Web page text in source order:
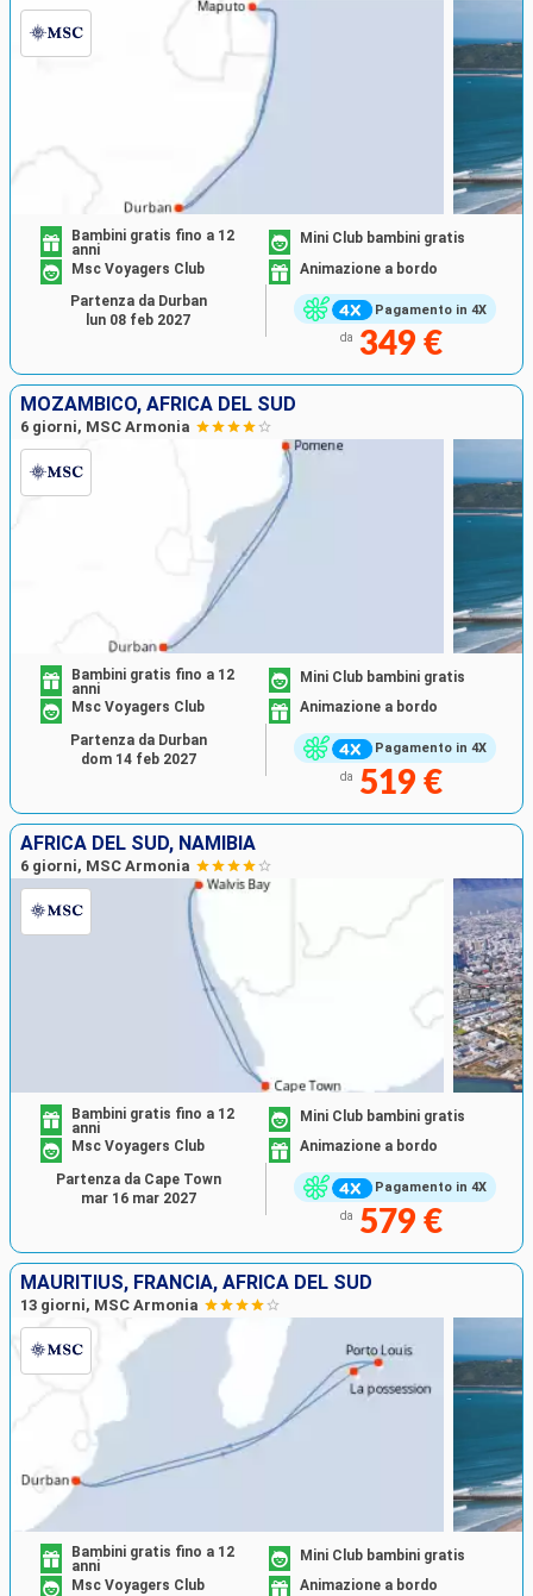
Pagamento in 4X
Bambini gratis fino a 12
anni
Mini Club bambini gratis
Msc Voyagers Club
Animazione a bordo
da 349 €
Partenza da Durban
lun 08 feb 2027
MOZAMBICO, AFRICA DEL SUD
6 giorni, MSC Armonia
Pagamento in 4X
Bambini gratis fino a 12
anni
Mini Club bambini gratis
Msc Voyagers Club
Animazione a bordo
da 519 €
Partenza da Durban
dom 14 feb 2027
AFRICA DEL SUD, NAMIBIA
6 giorni, MSC Armonia
Pagamento in 4X
Bambini gratis fino a 12
anni
Mini Club bambini gratis
Msc Voyagers Club
Animazione a bordo
da 579 €
Partenza da Cape Town
mar 16 mar 2027
MAURITIUS, FRANCIA, AFRICA DEL SUD
13 giorni, MSC Armonia
Bambini gratis fino a 12
anni
Mini Club bambini gratis
Msc Voyagers Club
Animazione a bordo